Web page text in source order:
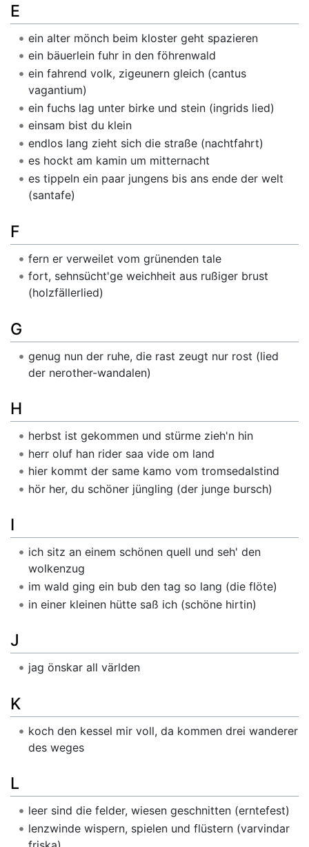
E
ein alter mönch beim kloster geht spazieren
ein bäuerlein fuhr in den föhrenwald
ein fahrend volk, zigeunern gleich (cantus
vagantium)
ein fuchs lag unter birke und stein (ingrids lied)
einsam bist du klein
endlos lang zieht sich die straße (nachtfahrt)
es hockt am kamin um mitternacht
es tippeln ein paar jungens bis ans ende der welt
(santafe)
F
fern er verweilet vom grünenden tale
fort, sehnsücht'ge weichheit aus rußiger brust
(holzfällerlied)
G
genug nun der ruhe, die rast zeugt nur rost (lied
der nerother-wandalen)
H
herbst ist gekommen und stürme zieh'n hin
herr oluf han rider saa vide om land
hier kommt der same kamo vom tromsedalstind
hör her, du schöner jüngling (der junge bursch)
I
ich sitz an einem schönen quell und seh' den
wolkenzug
im wald ging ein bub den tag so lang (die flöte)
in einer kleinen hütte saß ich (schöne hirtin)
J
jag önskar all världen
K
koch den kessel mir voll, da kommen drei wanderer
des weges
L
leer sind die felder, wiesen geschnitten (erntefest)
lenzwinde wispern, spielen und flüstern (varvindar